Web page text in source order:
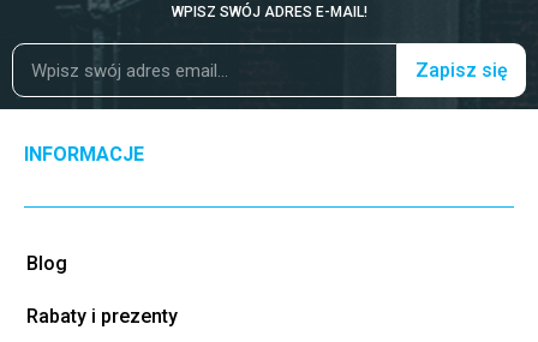
WPISZ SWÓJ ADRES E-MAIL!
Zapisz się
INFORMACJE
Blog
Rabaty i prezenty